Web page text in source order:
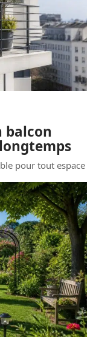
balcon
pour tout espace